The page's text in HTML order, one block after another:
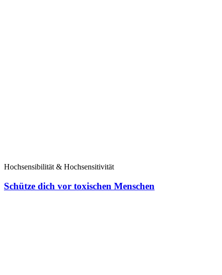
Hochsensibilität & Hochsensitivität
Schütze dich vor toxischen Menschen